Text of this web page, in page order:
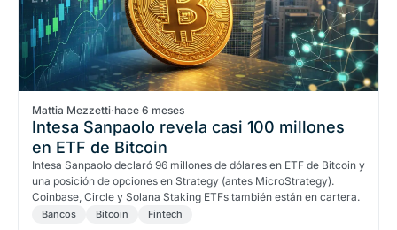
Mattia Mezzetti·hace 6 meses
Intesa Sanpaolo revela casi 100 millones
en ETF de Bitcoin
Intesa Sanpaolo declaró 96 millones de dólares en ETF de Bitcoin y
una posición de opciones en Strategy (antes MicroStrategy).
Coinbase, Circle y Solana Staking ETFs también están en cartera.
Bancos Bitcoin Fintech